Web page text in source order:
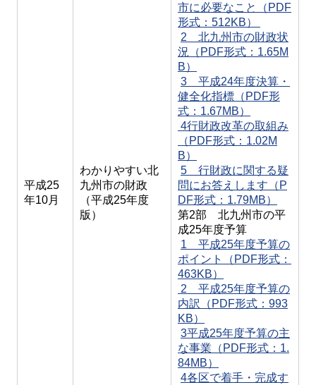
平成25
年10月
わかりやすい北
九州市の財政
（平成25年度
版）
市に必要なこと（PDF
形式：512KB）
2 北九州市の財政状
況（PDF形式：1.65M
B）
3 平成24年度決算・
健全化指標（PDF形
式：1.67MB）
4行財政改革の取組み
（PDF形式：1.02M
B）
5 行財政に関する疑
問にお答えします（P
DF形式：1.79MB）
第2部 北九州市の平
成25年度予算
1 平成25年度予算の
ポイント（PDF形式：
463KB）
2 平成25年度予算の
内訳（PDF形式：993
KB）
3平成25年度予算の主
な事業（PDF形式：1.
84MB）
4各区で着手・完成す